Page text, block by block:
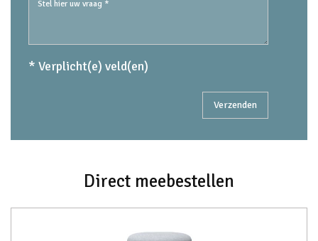
* Verplicht(e) veld(en)
Direct meebestellen